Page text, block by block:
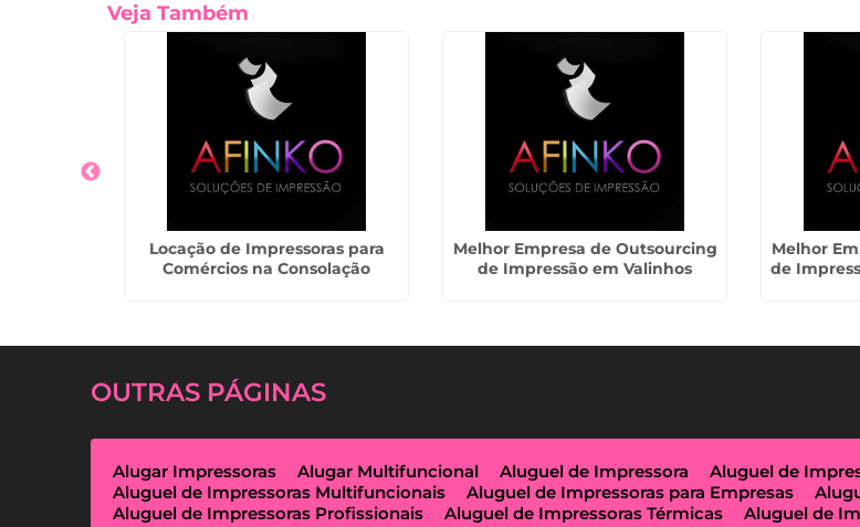
Veja Também
Locação de Impressoras para
Comércios na Consolação
Melhor Empresa de Outsourcing
de Impressão em Valinhos
Melhor
de
OUTRAS PÁGINAS
Alugar Impressoras Alugar Multifuncional Aluguel de Impressora Aluguel de
Aluguel de Impressoras Multifuncionais
Aluguel de Impressoras para Empresas
Aluguel de Impressoras Profissionais
Aluguel de Impressoras Térmicas Aluguel de